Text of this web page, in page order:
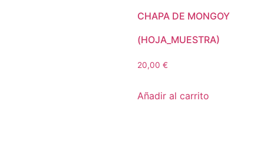
CHAPA DE MONGOY
(HOJA_MUESTRA)
20,00 €
Añadir al carrito